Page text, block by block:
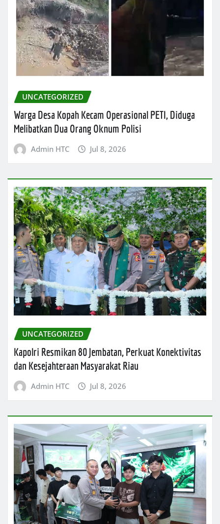
UNCATEGORIZED
Warga Desa Kopah Kecam Operasional PETI, Diduga
Melibatkan Dua Orang Oknum Polisi
Admin HTC Jul 8, 2026
UNCATEGORIZED
Kapolri Resmikan 80 Jembatan, Perkuat Konektivitas
dan Kesejahteraan Masyarakat Riau
Admin HTC Jul 8, 2026